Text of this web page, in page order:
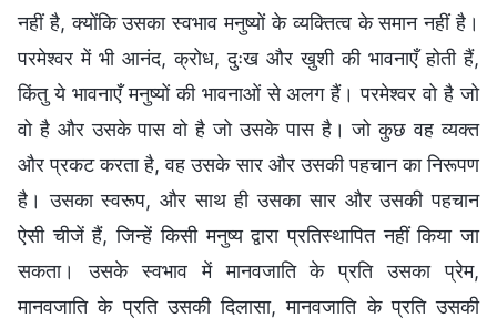
नहीं है, क्योंकि उसका स्वभाव मनुष्यों के व्यक्तित्व के समान नहीं है।
परमेश्वर में भी आनंद, क्रोध, दुःख और खुशी की भावनाएँ होती हैं,
किंतु ये भावनाएँ मनुष्यों की भावनाओं से अलग हैं। परमेश्वर वो है जो
वो है और उसके पास वो है जो उसके पास है। जो कुछ वह व्यक्त
और प्रकट करता है, वह उसके सार और उसकी पहचान का निरूपण
है। उसका स्वरूप, और साथ ही उसका सार और उसकी पहचान
ऐसी चीजें हैं, जिन्हें किसी मनुष्य द्वारा प्रतिस्थापित नहीं किया जा
सकता। उसके स्वभाव में मानवजाति के प्रति उसका प्रेम,
मानवजाति के प्रति उसकी दिलासा, मानवजाति के प्रति उसकी